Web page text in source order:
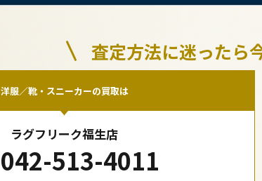
査定方法に迷ったら
洋服／靴・スニーカーの買取は
ラグフリーク福生店
042-513-4011